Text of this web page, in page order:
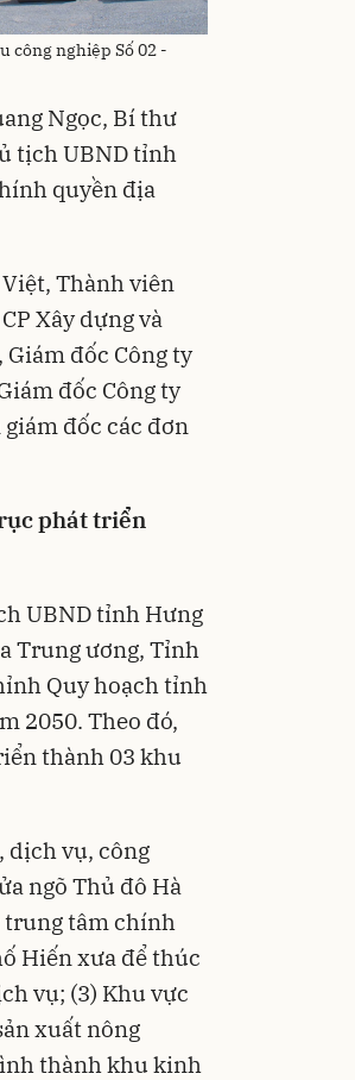
công nghiệp Số 02 -
Ngọc, Bí thư
tịch UBND tỉnh
quyền địa
Thành viên
Xây dựng và
đốc Công ty
đốc Công ty
đốc các đơn
phát triển
UBND tỉnh Hưng
Trung ương, Tỉnh
Quy hoạch tỉnh
2050. Theo đó,
thành 03 khu
dịch vụ, công
ngõ Thủ đô Hà
tâm chính
Hiến xưa để thúc
vụ; (3) Khu vực
xuất nông
thành khu kinh